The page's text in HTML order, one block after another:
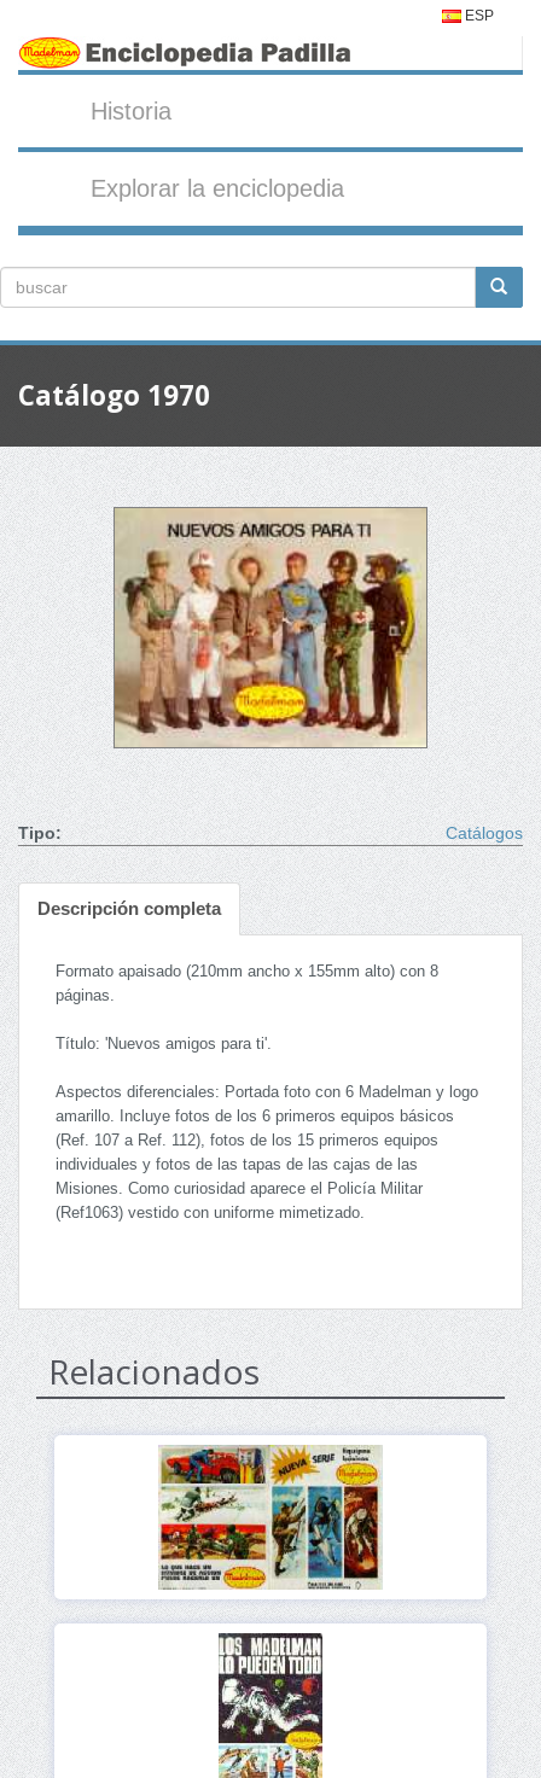
ESP
Historia
Explorar la enciclopedia
Catálogo 1970
Tipo: Catálogos
Descripción completa
Formato apaisado (210mm ancho x 155mm alto) con 8
páginas.
Título: 'Nuevos amigos para ti'.
Aspectos diferenciales: Portada foto con 6 Madelman y logo
amarillo. Incluye fotos de los 6 primeros equipos básicos
(Ref. 107 a Ref. 112), fotos de los 15 primeros equipos
individuales y fotos de las tapas de las cajas de las
Misiones. Como curiosidad aparece el Policía Militar
(Ref1063) vestido con uniforme mimetizado.
Relacionados
Ver
Ver